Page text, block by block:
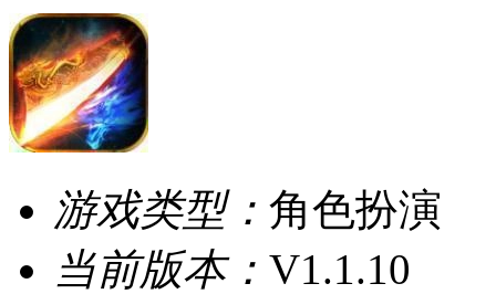
游戏类型： 角色扮演
当前版本： V1.1.10